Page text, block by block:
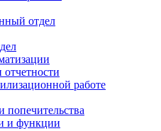
отдел
отчетности
работе
попечительства
и функции